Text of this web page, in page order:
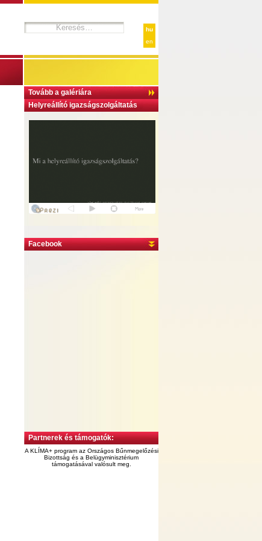
hu
en
Tovább a galériára
Helyreállító igazságszolgáltatás
Facebook
Partnerek és támogatók:
A KLÍMA+ program az Országos Bűnmegelőzési
Bizottság és a Belügyminisztérium
támogatásával valósult meg.